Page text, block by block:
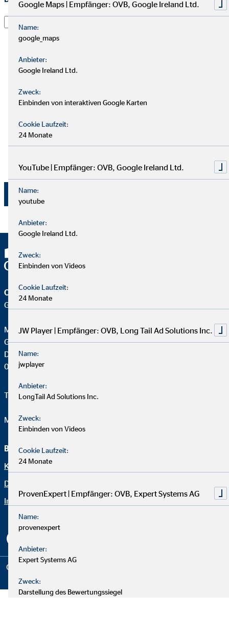
Ich habe dieDatenschutzerklärunggelesen und willige
darin ein, dass die OVB Vermögensberatung AG die von
mir übermittelten Informationen und Kontaktdaten
in Verbindung zu treten, hierüber zu kommunizieren
insbesondere für die Verwendung der E-Mail-Adresse
und der Telefonnummer zum vorgenannten Zweck. Die
per E-Mail an
widerrufen werden.
Jetzt absenden
OVB Vermögensberatung AG
Geschäftsstelle | Rodewisch
Max-Dominik Windisch
Geschäftsstellenleiter für die OVB
Dr. Goerdeler Str. 4
08228 Rodewisch
Telefon:+493744351562
Mail:max.windisch@ovb.de
Beraterseite
Karriere bei OVB
Datenschutz
Impressum
Netiquette
Copyright © 2026 by OVB Vermögensberatung AG | All Rights
Google Maps | Empfänger: OVB, Google Ireland Ltd.
Name:
google_maps
Anbieter:
Google Ireland Ltd.
Zweck:
Einbinden von interaktiven Google Karten
Cookie Laufzeit:
24 Monate
YouTube | Empfänger: OVB, Google Ireland Ltd.
Name:
youtube
Anbieter:
Google Ireland Ltd.
Zweck:
Einbinden von Videos
Cookie Laufzeit:
24 Monate
JW Player | Empfänger: OVB, Long Tail Ad Solutions Inc.
Name:
jwplayer
Anbieter:
LongTail Ad Solutions Inc.
Zweck:
Einbinden von Videos
Cookie Laufzeit:
24 Monate
ProvenExpert | Empfänger: OVB, Expert Systems AG
Name:
provenexpert
Anbieter:
Expert Systems AG
Zweck:
Darstellung des Bewertungssiegel